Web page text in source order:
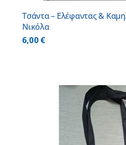
Τσάντα – Ελέφαντας &
Νικόλα
6,00€